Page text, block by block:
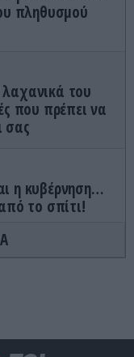
πληθυσμού
του
που πρέπει να
σας
η κυβέρνηση…
το σπίτι!